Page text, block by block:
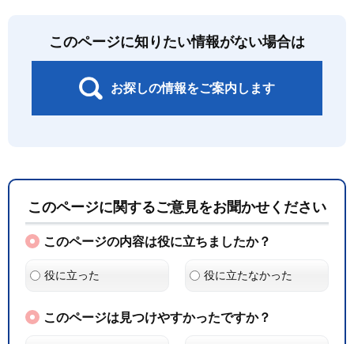
このページに知りたい情報がない場合は
お探しの情報をご案内します
このページに関するご意見をお聞かせください
このページの内容は役に立ちましたか？
役に立った 役に立たなかった
このページは見つけやすかったですか？